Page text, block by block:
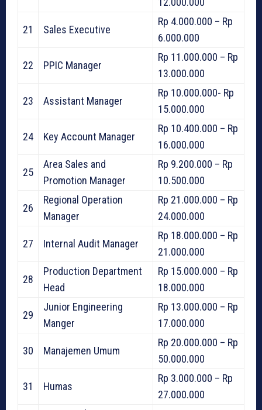
21 Sales Executive
Rp 4.000.000 – Rp
6.000.000
22 PPIC Manager
Rp 11.000.000 – Rp
13.000.000
23 Assistant Manager
Rp 10.000.000- Rp
15.000.000
24 Key Account Manager
Rp 10.400.000 – Rp
16.000.000
25
Area Sales and
Promotion Manager
Rp 9.200.000 – Rp
10.500.000
26
Regional Operation
Manager
Rp 21.000.000 – Rp
24.000.000
27 Internal Audit Manager
Rp 18.000.000 – Rp
21.000.000
28
Production Department
Head
Rp 15.000.000 – Rp
18.000.000
29
Junior Engineering
Manger
Rp 13.000.000 – Rp
17.000.000
30 Manajemen Umum
Rp 20.000.000 – Rp
50.000.000
31 Humas
Rp 3.000.000 – Rp
27.000.000